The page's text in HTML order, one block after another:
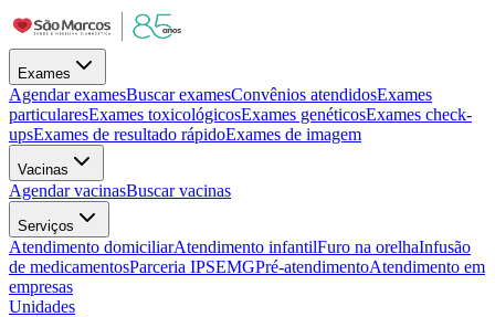
Exames
Agendar examesBuscar examesConvênios atendidosExames
particularesExames toxicológicosExames genéticosExames check-
upsExames de resultado rápidoExames de imagem
Vacinas
Agendar vacinasBuscar vacinas
Serviços
Atendimento domiciliarAtendimento infantilFuro na orelhaInfusão
de medicamentosParceria IPSEMGPré-atendimentoAtendimento em
empresas
Unidades